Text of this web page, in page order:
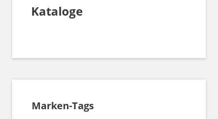
Kataloge
Marken-Tags